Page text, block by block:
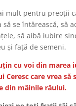
mult pentru preoţii
se întărească, să
să aibă iubire
şi faţă de semeni.
cu voi din marea
Ceresc care vrea să
din mâinile răului.